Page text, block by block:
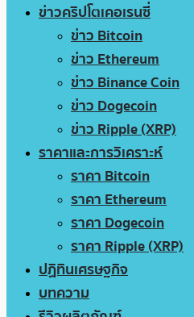
ข่าวคริปโตเคอเรนซี่
ข่าว Bitcoin
ข่าว Ethereum
ข่าว Binance Coin
ข่าว Dogecoin
ข่าว Ripple (XRP)
ราคาและการวิเคราะห์
ราคา Bitcoin
ราคา Ethereum
ราคา Dogecoin
ราคา Ripple (XRP)
ปฏิทินเศรษฐกิจ
บทความ